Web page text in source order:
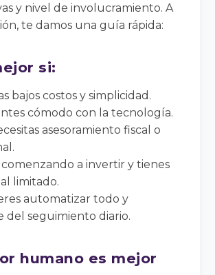
y nivel de involucramiento. A
te damos una guía rápida:
si:
bajos costos y simplicidad.
cómodo con la tecnología.
asesoramiento fiscal o
comenzando a invertir y tienes
limitado.
automatizar todo y
del seguimiento diario.
humano es mejor